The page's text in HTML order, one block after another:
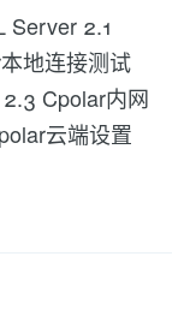
Server 2.1
地连接测试
Cpolar内网
云端设置